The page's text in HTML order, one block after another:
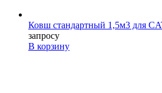
Ковш стандартный 1,5м3 для
запросу
В корзину